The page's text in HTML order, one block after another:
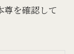
尊を確認して